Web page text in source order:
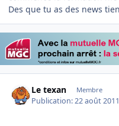
Des que tu as des news
Le texan Membre
Publication:22 août 2011